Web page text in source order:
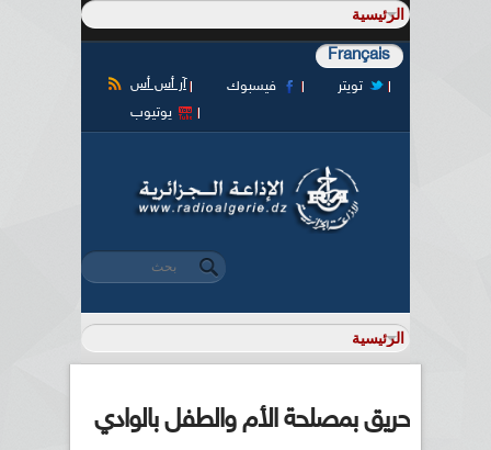
Français
آر أس أس فيسبوك
تويتر
يوتيوب
استمارة البحث
‏بحث ‏
حريق بمصلحة الأم والطفل بالوادي